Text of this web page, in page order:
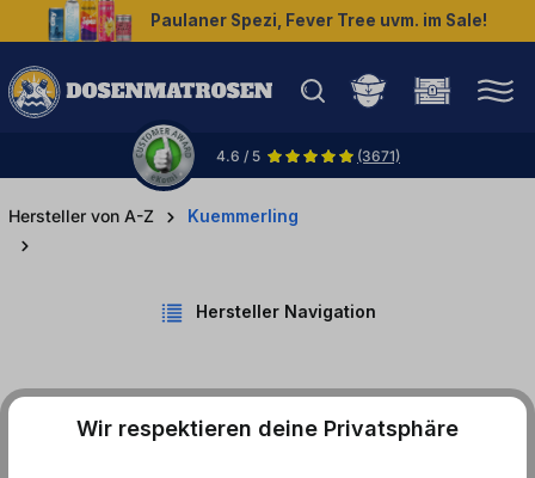
springen Paulaner Spezi, Fever Tree uvm. im Sale!
4.6 / 5 (3671)
Hersteller von A-Z Kuemmerling
Hersteller Navigation
Produkte von Kuemmerling
Wir respektieren deine Privatsphäre